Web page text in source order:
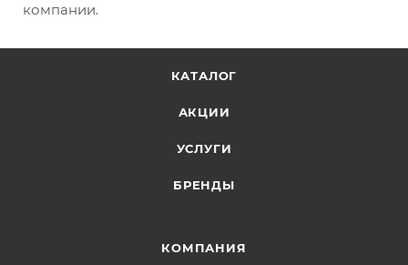
компании.
КАТАЛОГ
АКЦИИ
УСЛУГИ
БРЕНДЫ
КОМПАНИЯ